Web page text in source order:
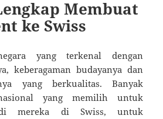
Membuat
ke Swiss
yang terkenal dengan
keberagaman budayanya dan
yang berkualitas. Banyak
yang memilih untuk
mereka di Swiss, untuk